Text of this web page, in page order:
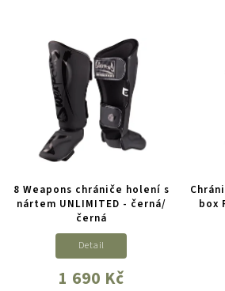
8 Weapons chrániče holení s
nártem UNLIMITED - černá/
černá
1 690 Kč
Detail
box